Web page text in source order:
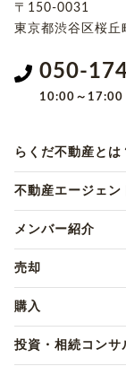
〒150-0031
東京都渋谷区桜丘
050-
10:00～17:00
らくだ不動産とは
不動産エージェン
メンバー紹介
売却
購入
投資・相続コンサ